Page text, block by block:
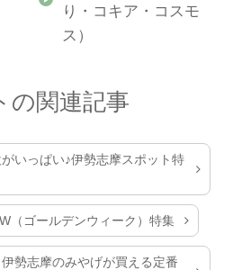
り・コキア・コスモ
ス）
の関連記事
いっぱい♪伊勢志摩スポット特
（ゴールデンウィーク）特集
勢志摩のみやげが買える定番